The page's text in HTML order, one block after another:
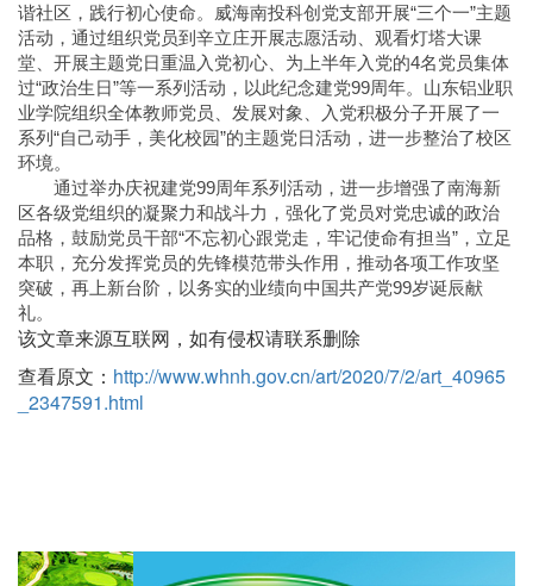
谐社区，践行初心使命。威海南投科创党支部开展“三个一”主题
活动，通过组织党员到辛立庄开展志愿活动、观看灯塔大课
堂、开展主题党日重温入党初心、为上半年入党的4名党员集体
过“政治生日”等一系列活动，以此纪念建党99周年。山东铝业职
业学院组织全体教师党员、发展对象、入党积极分子开展了一
系列“自己动手，美化校园”的主题党日活动，进一步整治了校区
环境。
通过举办庆祝建党99周年系列活动，进一步增强了南海新
区各级党组织的凝聚力和战斗力，强化了党员对党忠诚的政治
品格，鼓励党员干部“不忘初心跟党走，牢记使命有担当”，立足
本职，充分发挥党员的先锋模范带头作用，推动各项工作攻坚
突破，再上新台阶，以务实的业绩向中国共产党99岁诞辰献
礼。
该文章来源互联网，如有侵权请联系删除
查看原文： http://www.whnh.gov.cn/art/2020/7/2/art_40965
_2347591.html